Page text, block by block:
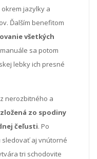
jazylky a
Ďalším benefitom
všetkých
sa potom
lebky ich presné
nerozbitného a
zo spodiny
čeľusti. Po
aj vnútorné
tri schodovite